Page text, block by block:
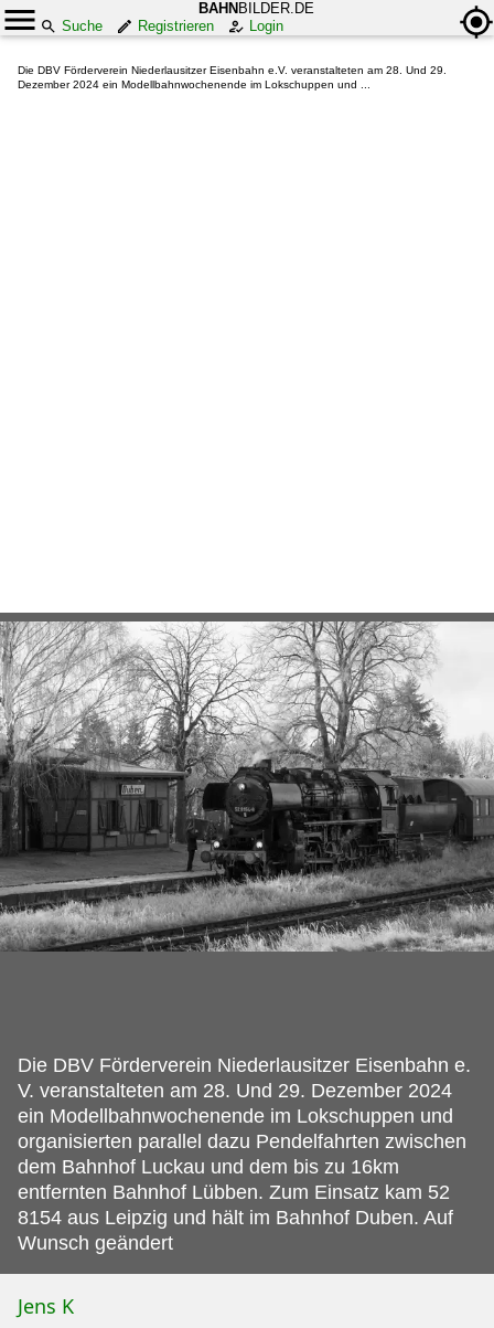
BAHN BILDER.DE
Suche
Registrieren Login
Die DBV Förderverein Niederlausitzer Eisenbahn e.V. veranstalteten am 28. Und 29.
Dezember 2024 ein Modellbahnwochenende im Lokschuppen und ...
Die DBV Förderverein Niederlausitzer Eisenbahn e.
V. veranstalteten am 28. Und 29. Dezember 2024
ein Modellbahnwochenende im Lokschuppen und
organisierten parallel dazu Pendelfahrten zwischen
dem Bahnhof Luckau und dem bis zu 16km
entfernten Bahnhof Lübben. Zum Einsatz kam 52
8154 aus Leipzig und hält im Bahnhof Duben. Auf
Wunsch geändert
Jens K